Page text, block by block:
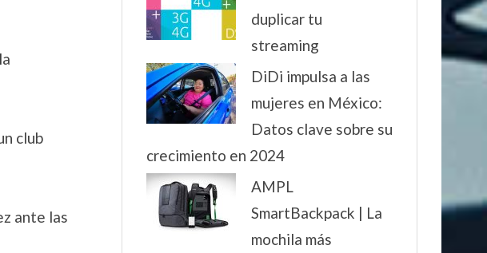
club
ante las
duplicar tu
streaming
DiDi impulsa a las
mujeres en México:
Datos clave sobre su
crecimiento en 2024
AMPL
SmartBackpack | La
mochila más